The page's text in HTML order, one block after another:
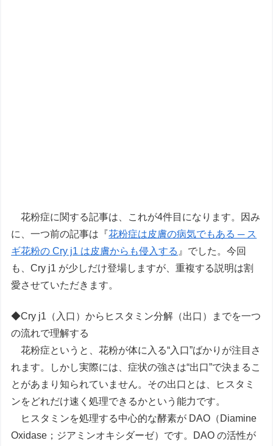
花粉症に関する記事は、これが4件目になります。因み
に、一つ前の記事は『花粉症は皮膚の病気でもある ─ ス
ギ花粉の Cry j1 は皮膚からも侵入する 』でした。今回
も、Cry j1 が少しだけ登場しますが、重複する説明は割
愛させていただきます。
◆Cry j1（入口）からヒスタミン分解（出口）までを一つ
の流れで理解する
花粉症というと、花粉が体に入る“入口”ばかりが注目さ
れます。しかし実際には、症状の強さは“出口”で決まるこ
とがあまり知られていません。その出口とは、ヒスタミ
ンをどれだけ速く処理できるかという能力です。
ヒスタミンを処理する中心的な酵素が DAO（Diamine
Oxidase；ジアミンオキシダーゼ）です。DAO の活性が